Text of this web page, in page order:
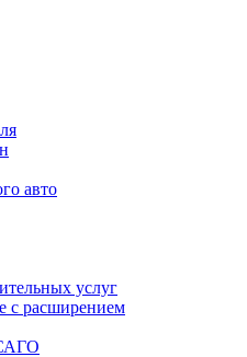
авто
услуг
с расширением